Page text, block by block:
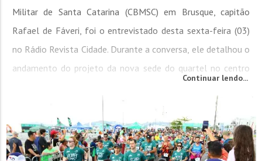
Militar de Santa Catarina (CBMSC) em Brusque, capitão
Rafael de Fáveri, foi o entrevistado desta sexta-feira (03)
no Rádio Revista Cidade. Durante a conversa, ele detalhou o
andamento do projeto da nova sede do quartel no centro
de equipamentos e o aumento no número de ocorrências
atendidas pela...
Continuar lendo...